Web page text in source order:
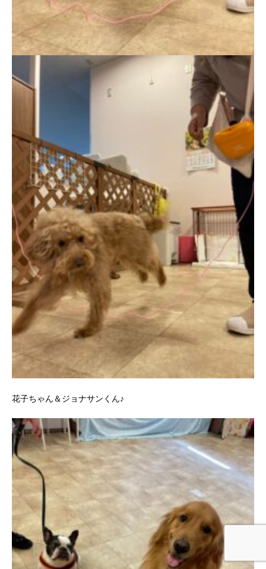
花子ちゃん＆ジョナサンくん♪